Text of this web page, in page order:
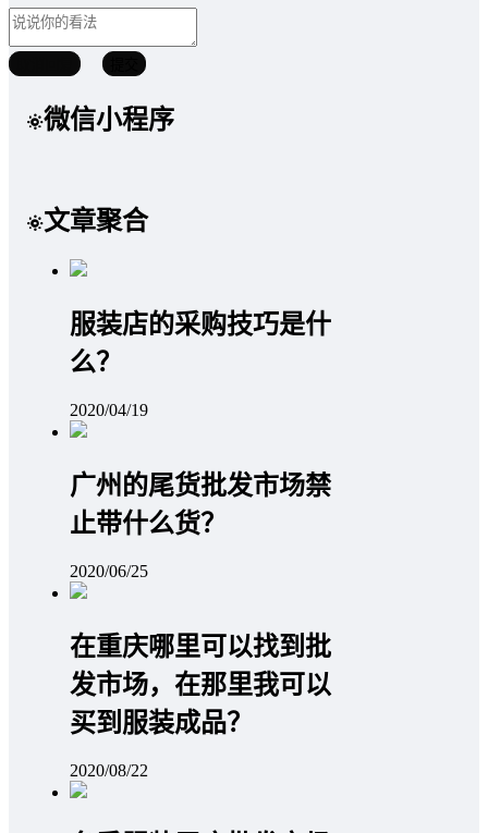
微信小程序
文章聚合
服装店的采购技巧是什
么？
2020/04/19
广州的尾货批发市场禁
止带什么货？
2020/06/25
在重庆哪里可以找到批
发市场，在那里我可以
买到服装成品？
2020/08/22